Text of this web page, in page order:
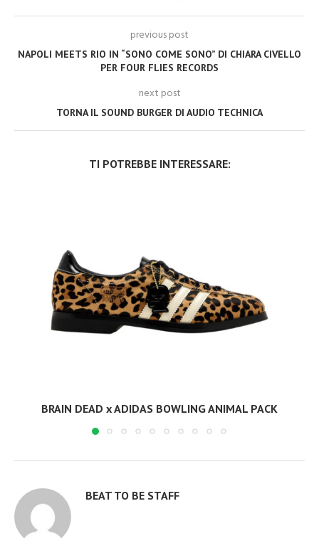
previous post
NAPOLI MEETS RIO IN “SONO COME SONO” DI CHIARA CIVELLO
PER FOUR FLIES RECORDS
next post
TORNA IL SOUND BURGER DI AUDIO TECHNICA
TI POTREBBE INTERESSARE:
BRAIN DEAD x ADIDAS BOWLING ANIMAL PACK
BEAT TO BE STAFF